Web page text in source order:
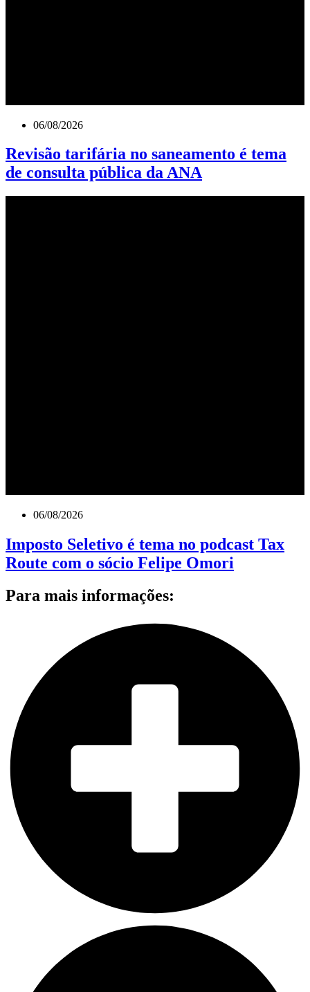
06/08/2026
Revisão tarifária no saneamento é tema
de consulta pública da ANA
06/08/2026
Imposto Seletivo é tema no podcast Tax
Route com o sócio Felipe Omori
Para mais informações: